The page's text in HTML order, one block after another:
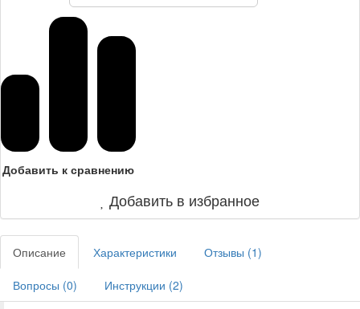
Добавить к сравнению
Добавить в избранное
Описание Характеристики Отзывы (1)
Вопросы (0) Инструкции (2)